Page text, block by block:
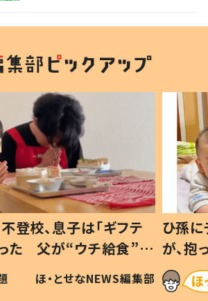
登校、息子は「ギフテ
った 父が“ウチ給食”を
る理由とは #令和の親
ほ・とせなNEWS編集部
ひ孫
が、
「涙が
い」